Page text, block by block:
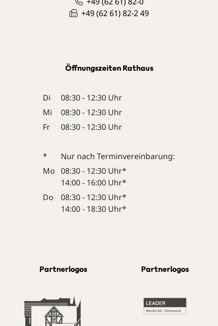
+49 (62 61) 82-2 49
Öffnungszeiten Rathaus
Di
08:30 - 12:30 Uhr
Mi
08:30 - 12:30 Uhr
Fr
08:30 - 12:30 Uhr
*
Nur nach Terminvereinbarung:
Mo 08:30 - 12:30 Uhr*
14:00 - 16:00 Uhr*
Do
08:30 - 12:30 Uhr*
14:00 - 18:30 Uhr*
Partnerlogos Partnerlogos